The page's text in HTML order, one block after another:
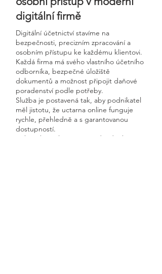
digitální firmě
Digitální účetnictví stavíme na
bezpečnosti, precizním zpracování a
osobním přístupu ke každému klientovi.
Každá firma má svého vlastního účetního
odborníka, bezpečné úložiště
dokumentů a možnost připojit daňové
poradenství podle potřeby.
Služba je postavená tak, aby podnikatel
měl jistotu, že uctarna online funguje
rychle, přehledně a s garantovanou
dostupností.
Získáte kompletní servis od jednoho